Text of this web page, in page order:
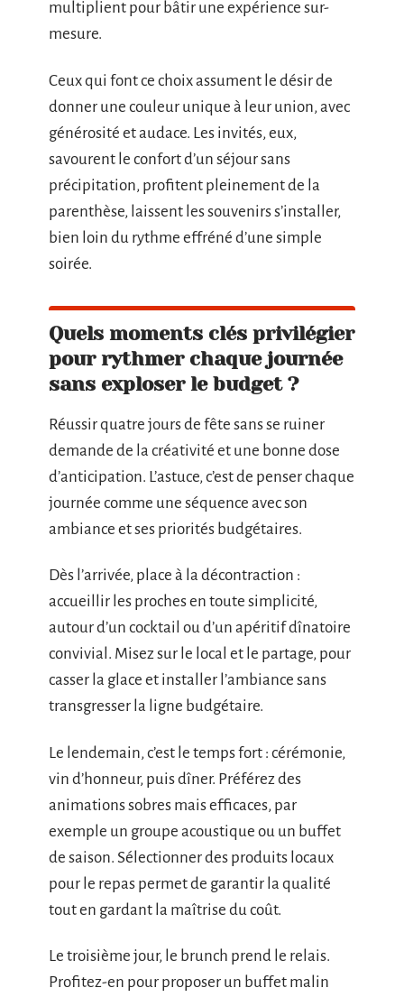
multiplient pour bâtir une expérience sur-
mesure.
Ceux qui font ce choix assument le désir de
donner une couleur unique à leur union, avec
générosité et audace. Les invités, eux,
savourent le confort d’un séjour sans
précipitation, profitent pleinement de la
parenthèse, laissent les souvenirs s’installer,
bien loin du rythme effréné d’une simple
soirée.
Quels moments clés privilégier
pour rythmer chaque journée
sans exploser le budget ?
Réussir quatre jours de fête sans se ruiner
demande de la créativité et une bonne dose
d’anticipation. L’astuce, c’est de penser chaque
journée comme une séquence avec son
ambiance et ses priorités budgétaires.
Dès l’arrivée, place à la décontraction :
accueillir les proches en toute simplicité,
autour d’un cocktail ou d’un apéritif dînatoire
convivial. Misez sur le local et le partage, pour
casser la glace et installer l’ambiance sans
transgresser la ligne budgétaire.
Le lendemain, c’est le temps fort : cérémonie,
vin d’honneur, puis dîner. Préférez des
animations sobres mais efficaces, par
exemple un groupe acoustique ou un buffet
de saison. Sélectionner des produits locaux
pour le repas permet de garantir la qualité
tout en gardant la maîtrise du coût.
Le troisième jour, le brunch prend le relais.
Profitez-en pour proposer un buffet malin